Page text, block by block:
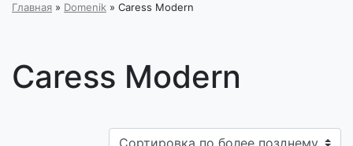
Главная » Domenik » Caress Modern
Caress Modern